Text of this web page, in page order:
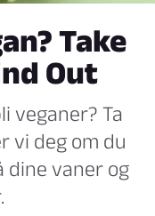
Take
Out
veganer? Ta
vi deg om du
dine vaner og